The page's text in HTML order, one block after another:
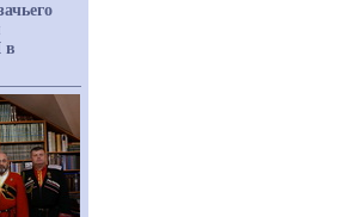
в